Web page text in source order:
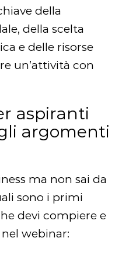
della
della scelta
e delle risorse
un’attività con
aspiranti
argomenti
ma non sai da
sono i primi
devi compiere e
webinar: